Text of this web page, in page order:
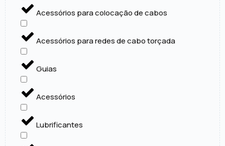
Acessórios para colocação de cabos
Acessórios para redes de cabo torçada
Guias
Acessórios
Lubrificantes